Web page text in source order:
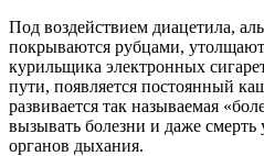
Под воздействием диацетила,
покрываются рубцами,
курильщика электронных
пути, появляется постоянный
развивается так называемая
вызывать болезни и даже смерть
органов дыхания.